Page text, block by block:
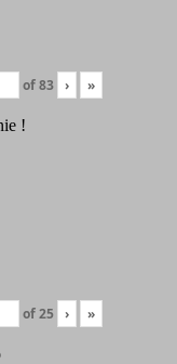
of83 › »
!
of25 › »